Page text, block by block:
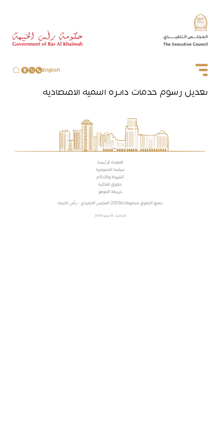
English
تعديل رسوم خدمات دائرة التنمية الاقتصادية
الصفحة الرئيسة
سياسة الخصوصية
الشروط والأحكام
حقوق الملكية
خريطة الموقع
جميع الحقوق محفوظة 2023 المجلس التنفيذي - رأس الخيمة
آخر تحديث: 26 يونيو 2026